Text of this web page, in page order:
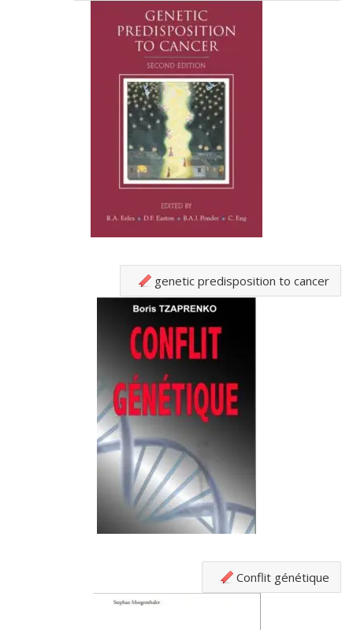
genetic predisposition to cancer
Conflit génétique